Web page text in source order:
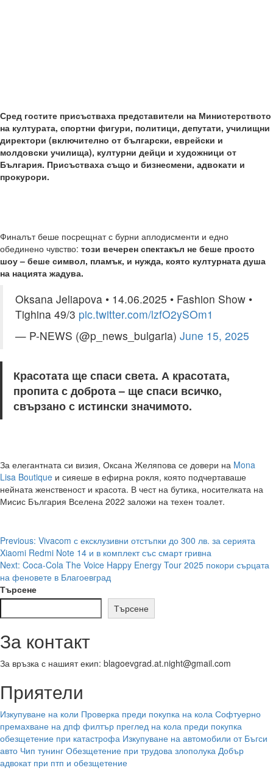
Сред гостите присъстваха представители на Министерството
на културата, спортни фигури, политици, депутати, училищни
директори (включително от български, еврейски и
молдовски училища), културни дейци и художници от
България. Присъстваха също и бизнесмени, адвокати и
прокурори.
Финалът беше посрещнат с бурни аплодисменти и едно
обединено чувство: този вечерен спектакъл не беше просто
шоу – беше символ, пламък, и нужда, която културната душа
на нацията жадува.
Oksana Jeliapova • 14.06.2025 • Fashion Show •
Tighina 49/3 pic.twitter.com/lzfO2ySOm1
— P-NEWS (@p_news_bulgaria) June 15, 2025
Красотата ще спаси света. А красотата,
пропита с доброта – ще спаси всичко,
свързано с истински значимото.
За елегантната си визия, Оксана Желяпова се довери на Mona
Lisa Boutique и сияеше в ефирна рокля, която подчертаваше
нейната женственост и красота. В чест на бутика, носителката на
Мисис България Вселена 2022 заложи на техен тоалет.
Post
navigation
Previous: Vivacom с ексклузивни отстъпки до 300 лв. за серията
Xiaomi Redmi Note 14 и в комплект със смарт гривна
Next: Coca-Cola The Voice Happy Energy Tour 2025 покори сърцата
на феновете в Благоевград
Търсене
Търсене
За контакт
За връзка с нашият екип: blagoevgrad.at.night@gmail.com
Приятели
Изкупуване на коли Проверка преди покупка на кола Софтуерно
премахване на дпф филтър преглед на кола преди покупка
обезщетение при катастрофа Изкупуване на автомобили от Бъгси
авто Чип тунинг Обезщетение при трудова злополука Добър
адвокат при птп и обезщетение